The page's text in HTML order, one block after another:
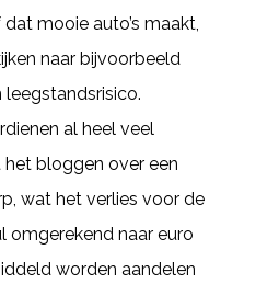
mooie auto’s maakt,
naar bijvoorbeeld
al heel veel
bloggen over een
wat het verlies voor de
omgerekend naar euro
worden aandelen